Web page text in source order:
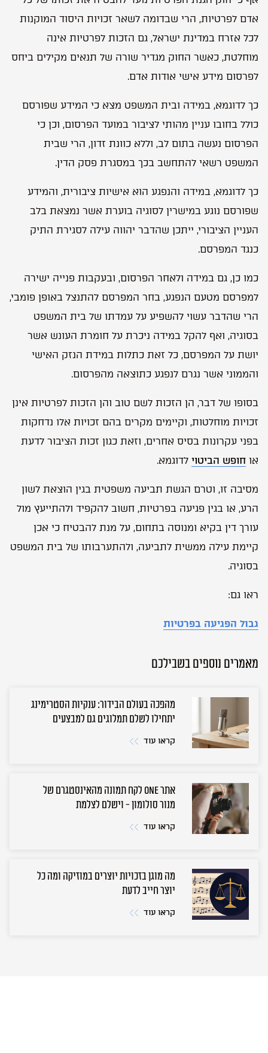
אדם לפרטיות, הרי שבדומה לשאר זכויות היסוד המוקנות
לכל אזרח במדינת ישראל, גם הזכות לפרטיות אינה
מוחלטת, כאשר החוק מגדיר שורה של תנאים מקילים ביחס
לפרסום מידע אישי אודות אדם.
כך לדוגמא, במידה ובית המשפט מצא כי המידע שפורסם
כולל בחובו עניין מהותי לציבור במועד הפרסום, וכן כי
הפרסום נעשה בתום לב, וללא כוונת זדון, הרי שבית
המשפט רשאי להתחשב בכך במסגרת פסק הדין.
כך לדוגמא, במידה והנפגע הוא אישיות ציבורית, והמידע
שפורסם נוגע במישרין לסוגיה בוערת אשר נמצאת בלב
העניין הציבורי, ייתכן שהדבר יהווה עילה לסגירת התיק
כנגד המפרסם.
כמו כן, גם במידה ולאחר הפרסום, ובעקבות פנייה ישירה
למפרסם מטעם הנפגע, בחר המפרסם להתנצל באופן פומבי,
הרי שהדבר עשוי להשפיע על עמדתו של בית המשפט
בסוגיה, ואף להקל במידה ניכרת על חומרת העונש אשר
יושת על המפרסם, כל זאת כתלות במידת הנזק האישי
והממוני אשר נגרם לנפגע כתוצאה מהפרסום.
בסופו של דבר, הן הזכות לשם טוב והן הזכות לפרטיות אינן
זכויות מוחלטות, וקיימים מקרים בהם זכויות אלו נדחקות
בפני עקרונות בסיס אחרים, וזאת כגון זכות הציבור לדעת
אוחופש הביטוילדוגמא.
מסיבה זו, וטרם הגשת תביעה משפטית בגין הוצאת לשון
הרע, או בגין פגיעה בפרטיות, חשוב להקפיד ולהתייעץ מול
עורך דין בקיא ומנוסה בתחום, על מנת להבטיח כי אכן
קיימת עילה ממשית לתביעה, ולהתערבותו של בית המשפט
בסוגיה.
ראו גם:
גבול הפגיעה בפרטיות
מאמרים נוספים בשבילכם
מהפכה בעולם הבידור: ענקיות הסטרימינג
יתחילו לשלם תמלוגים גם למבצעים
קראו עוד
אתר ONE לקח תמונה מהאינסטגרם של
מנור סולומון - וישלם לצלמת
קראו עוד
מה מוגן בזכויות יוצרים במוזיקה ומה כל
יוצר חייב לדעת
קראו עוד